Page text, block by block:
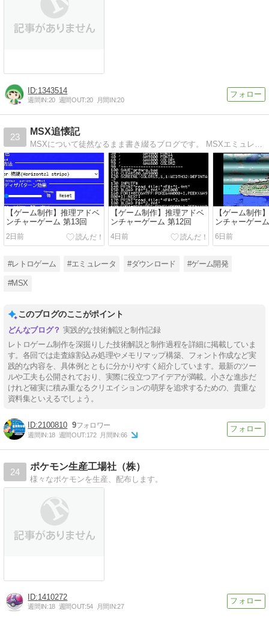
1343514
週間IN:20 週間OUT:20 月間IN:20
23
MSX追懐記
MSXについて徒然なるまま書き綴るブログです。 MSXエミュレータで動作する、昔製作したゲームなど公開していく予定です。
【ゲーム制作】推理アドベ
ンチャーゲーム 第13回
2日前
【ゲーム制作】推理アドベ
ンチャーゲーム 第12回
4日前
【ゲーム制作
ンチャーゲー
6日前
#レトロゲーム #エミュレータ #ダウンロード #ゲーム開発
#MSX
このブログのここがポイント
実践的な技術解説と制作記録
レトロゲーム制作を深掘りした技術解説と制作過程を詳細に掲載していま
す。各回では走査線割込み処理やメモリマップ構築、フォント作成など実
践的な内容を、具体例とともに分かりやすく紹介しています。最新のツー
ルや工夫も公開されており、実際に役立つアイデアが満載。小さな進歩だ
けれど確実に積み重なるクリエイションの萌芽を追求するための、貴重な
資料集といえるでしょう。
2100810 9
週間IN:18 週間OUT:172 月間IN:66
24
ポケモン生産工場社（株）
様々なポケモンを生産、配布します。
1410272
週間IN:18 週間OUT:54 月間IN:27